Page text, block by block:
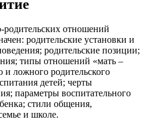
отношений
родительские установки и
родительские позиции;
типы отношений «мать –
и ложного родительского
детей; черты
параметры воспитательного
стили общения,
и школе.